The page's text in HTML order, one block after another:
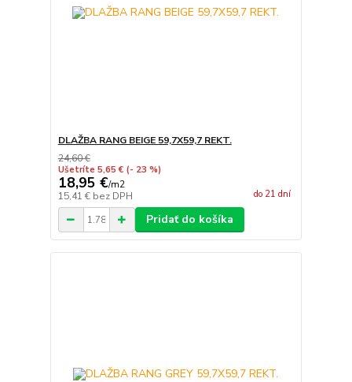
DLAŽBA RANG BEIGE 59,7X59,7 REKT.
24,60 €
Ušetríte 5,65 € (- 23 %)
18,95 €/m2
15,41 € bez DPH do 21 dní
Pridať do košíka